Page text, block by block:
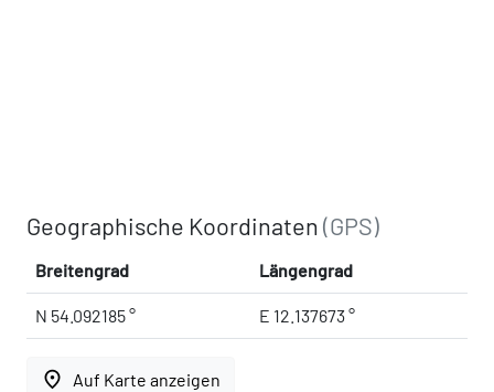
Geographische Koordinaten(GPS)
Breitengrad Längengrad
N 54.092185 ° E 12.137673 °
place Auf Karte anzeigen